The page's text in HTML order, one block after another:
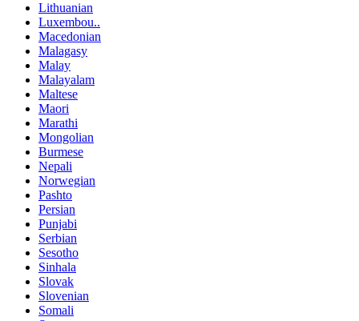
Lithuanian
Luxembou..
Macedonian
Malagasy
Malay
Malayalam
Maltese
Maori
Marathi
Mongolian
Burmese
Nepali
Norwegian
Pashto
Persian
Punjabi
Serbian
Sesotho
Sinhala
Slovak
Slovenian
Somali